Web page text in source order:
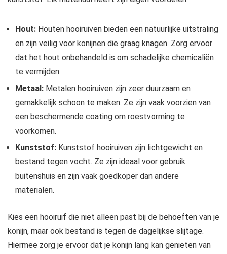
Hout: Houten hooiruiven bieden een natuurlijke uitstraling
en zijn veilig voor konijnen die graag knagen. Zorg ervoor
dat het hout onbehandeld is om schadelijke chemicaliën
te vermijden.
Metaal: Metalen hooiruiven zijn zeer duurzaam en
gemakkelijk schoon te maken. Ze zijn vaak voorzien van
een beschermende coating om roestvorming te
voorkomen.
Kunststof: Kunststof hooiruiven zijn lichtgewicht en
bestand tegen vocht. Ze zijn ideaal voor gebruik
buitenshuis en zijn vaak goedkoper dan andere
materialen.
Kies een hooiruif die niet alleen past bij de behoeften van je
konijn, maar ook bestand is tegen de dagelijkse slijtage.
Hiermee zorg je ervoor dat je konijn lang kan genieten van